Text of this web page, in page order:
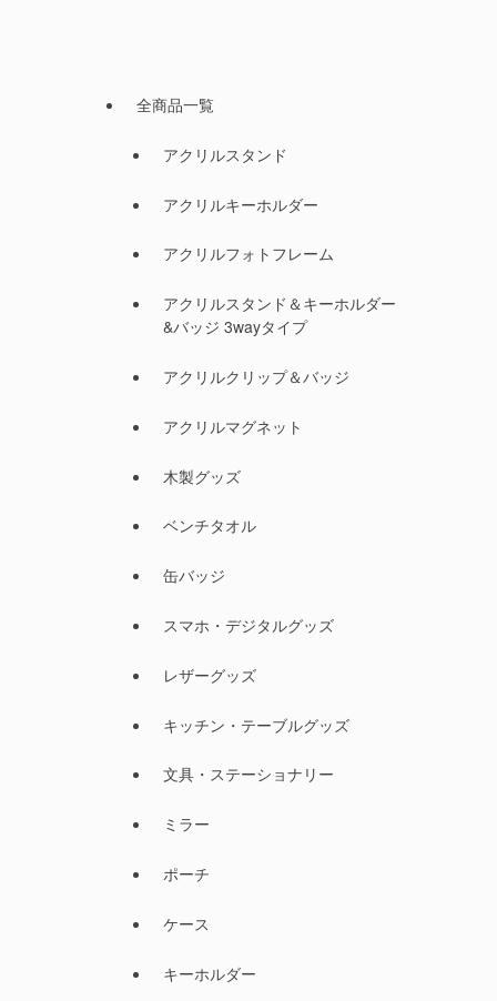
全商品一覧
アクリルスタンド
アクリルキーホルダー
アクリルフォトフレーム
アクリルスタンド＆キーホルダー
&バッジ 3wayタイプ
アクリルクリップ＆バッジ
アクリルマグネット
木製グッズ
ベンチタオル
缶バッジ
スマホ・デジタルグッズ
レザーグッズ
キッチン・テーブルグッズ
文具・ステーショナリー
ミラー
ポーチ
ケース
キーホルダー